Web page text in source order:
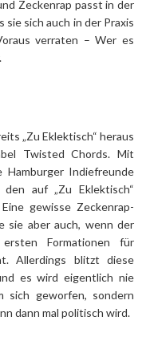
Zeckenrap passt in der
sie sich auch in der Praxis
verraten – Wer es
„Zu Eklektisch“ heraus
Twisted Chords. Mit
Hamburger Indiefreunde
auf „Zu Eklektisch“
gewisse Zeckenrap-
sie aber auch, wenn der
Formationen für
Allerdings blitzt diese
es wird eigentlich nie
sich geworfen, sondern
dann mal politisch wird.